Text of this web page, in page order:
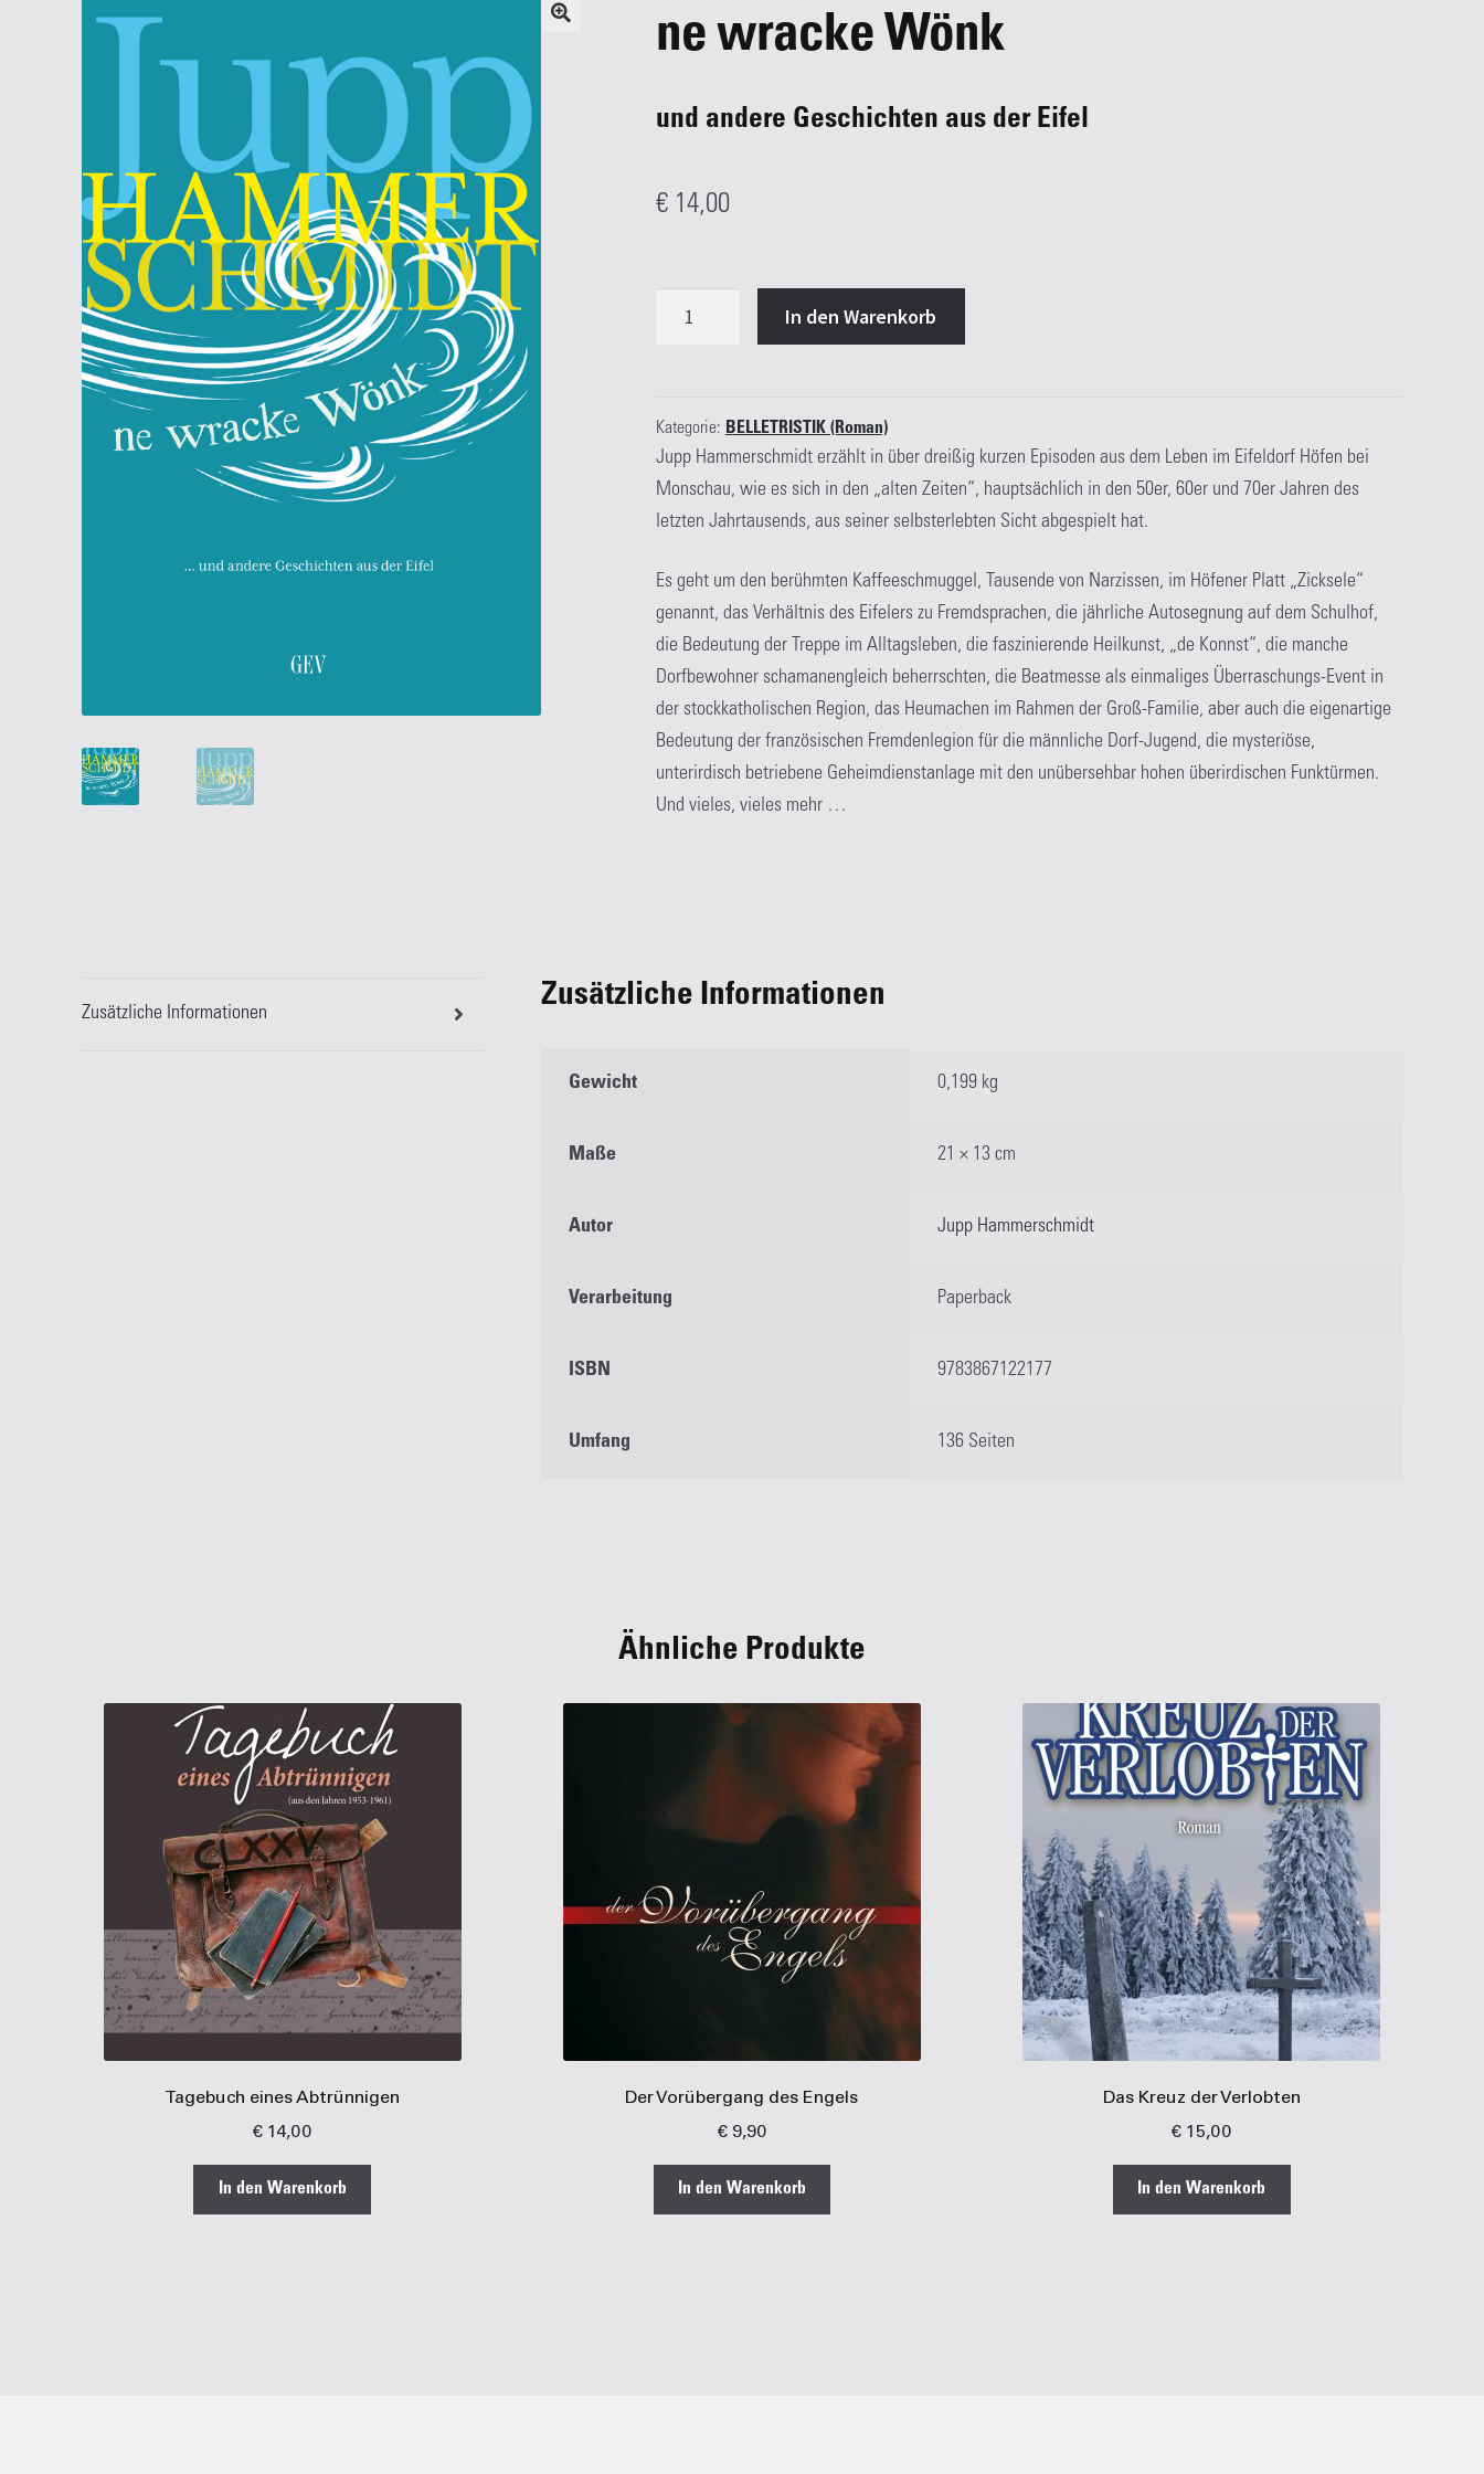
ne wracke Wönk
und andere Geschichten aus der Eifel
€14,00
In den Warenkorb
Kategorie: BELLETRISTIK (Roman)
Jupp Hammerschmidt erzählt in über dreißig kurzen Episoden aus dem Leben im Eifeldorf Höfen bei
Monschau, wie es sich in den „alten Zeiten“, hauptsächlich in den 50er, 60er und 70er Jahren des
letzten Jahrtausends, aus seiner selbsterlebten Sicht abgespielt hat.
Es geht um den berühmten Kaffeeschmuggel, Tausende von Narzissen, im Höfener Platt „Zicksele“
genannt, das Verhältnis des Eifelers zu Fremdsprachen, die jährliche Autosegnung auf dem Schulhof,
die Bedeutung der Treppe im Alltagsleben, die faszinierende Heilkunst, „de Konnst“, die manche
Dorfbewohner schamanengleich beherrschten, die Beatmesse als einmaliges Überraschungs-Event in
der stockkatholischen Region, das Heumachen im Rahmen der Groß-Familie, aber auch die eigenartige
Bedeutung der französischen Fremdenlegion für die männliche Dorf-Jugend, die mysteriöse,
unterirdisch betriebene Geheimdienstanlage mit den unübersehbar hohen überirdischen Funktürmen.
Und vieles, vieles mehr …
Zusätzliche Informationen
Zusätzliche Informationen
Gewicht 0,199 kg
Maße 21 × 13 cm
Autor Jupp Hammerschmidt
Verarbeitung Paperback
ISBN 9783867122177
Umfang 136 Seiten
Ähnliche Produkte
Tagebuch eines Abtrünnigen
€ 14,00
In den Warenkorb
Der Vorübergang des Engels
€9,90
In den Warenkorb
Das Kreuz der Verlobten
€ 15,00
In den Warenkorb